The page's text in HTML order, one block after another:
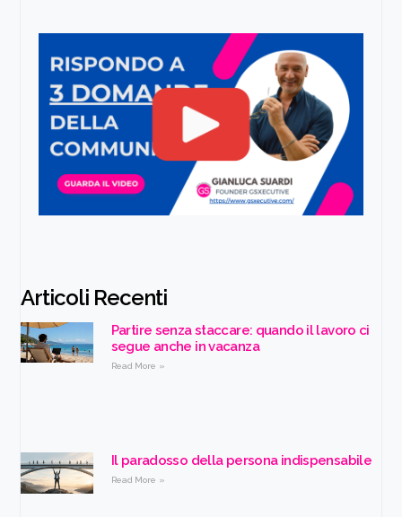
Articoli Recenti
Partire senza staccare: quando il lavoro ci
segue anche in vacanza
Read More »
Il paradosso della persona indispensabile
Read More »